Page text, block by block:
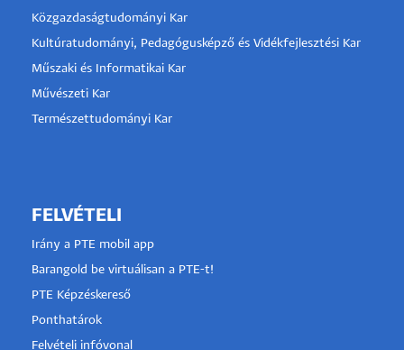
Közgazdaságtudományi Kar
Kultúratudományi, Pedagógusképző és Vidékfejlesztési Kar
Műszaki és Informatikai Kar
Művészeti Kar
Természettudományi Kar
FELVÉTELI
Irány a PTE mobil app
Barangold be virtuálisan a PTE-t!
PTE Képzéskereső
Ponthatárok
Felvételi infóvonal